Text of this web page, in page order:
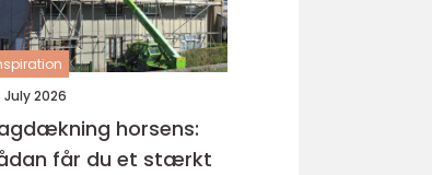
July 2026
horsens:
får du et stærkt